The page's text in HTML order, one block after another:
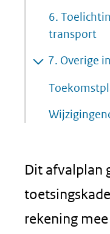
6.
transport
7. Overige
Dit afvalplan
rekening